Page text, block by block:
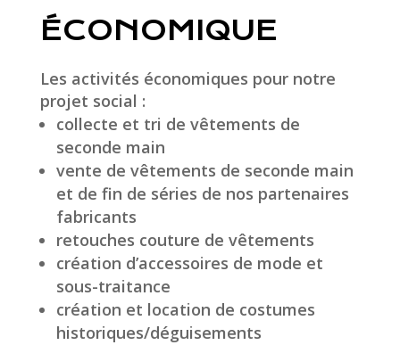
ÉCONOMIQUE
Les activités économiques pour notre
projet social :
collecte et tri de vêtements de
seconde main
vente de vêtements de seconde main
et de fin de séries de nos partenaires
fabricants
retouches couture de vêtements
création d’accessoires de mode et
sous-traitance
création et location de costumes
historiques/déguisements